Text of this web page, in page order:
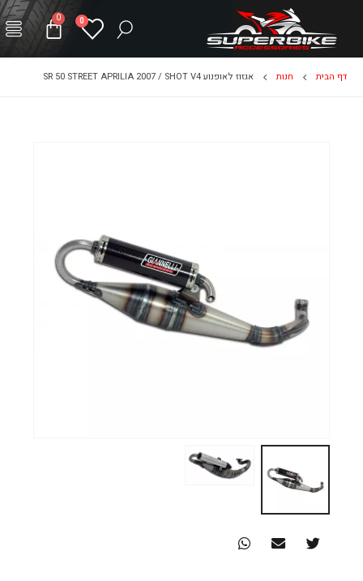
0
0
דף הבית חנות אגזוז לאופנוע SR 50 STREET APRILIA 2007 / SHOT V4